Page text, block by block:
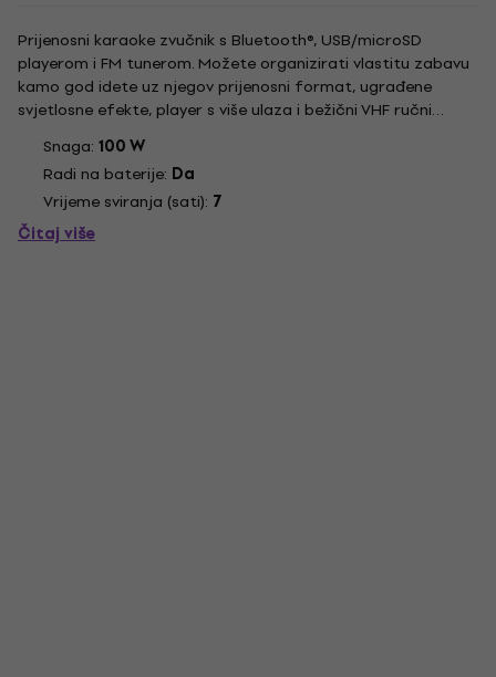
Prijenosni karaoke zvučnik s Bluetooth®, USB/microSD
playerom i FM tunerom. Možete organizirati vlastitu zabavu
kamo god idete uz njegov prijenosni format, ugrađene
svjetlosne efekte, player s više ulaza i bežični VHF ručni
mikrofon. Kompatibilan s aplikacijama za karaoke kako biste
zaslijepili svoje prijatelje izradom vlastitih omota....
Snaga: 100 W
Radi na baterije: Da
Vrijeme sviranja (sati): 7
Čitaj više